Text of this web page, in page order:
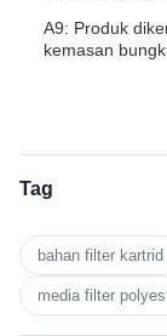
A9: Produk
kemasan
Tag
bahan filter kartrid
media filter